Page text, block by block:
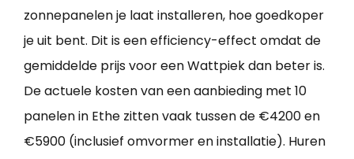
zonnepanelen je laat installeren, hoe goedkoper
je uit bent. Dit is een efficiency-effect omdat de
gemiddelde prijs voor een Wattpiek dan beter is.
De actuele kosten van een aanbieding met 10
panelen in Ethe zitten vaak tussen de €4200 en
€5900 (inclusief omvormer en installatie). Huren